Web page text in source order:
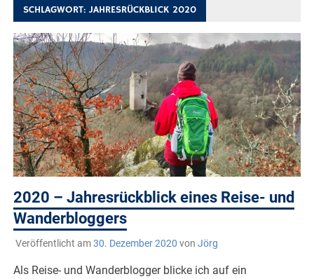
SCHLAGWORT:JAHRESRÜCKBLICK 2020
2020 – Jahresrückblick eines Reise- und
Wanderbloggers
Veröffentlicht am30. Dezember 2020 von Jörg
Als Reise- und Wanderblogger blicke ich auf ein